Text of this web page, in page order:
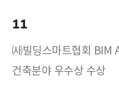
11
㈔빌딩스마트협회
건축분야 우수상 수상